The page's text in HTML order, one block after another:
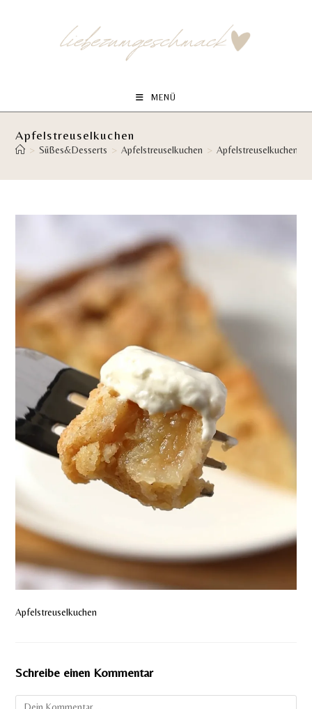
MENÜ
Apfelstreuselkuchen
> Süßes&Desserts > Apfelstreuselkuchen > Apfelstreuselkuchen
Apfelstreuselkuchen
Schreibe einen Kommentar
Kommentar